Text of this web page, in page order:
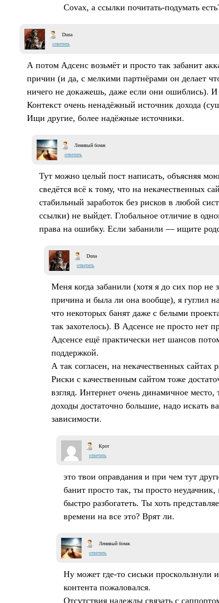
Covax, а ссылки почитать-подумать
Duna
ответить
А потом Адсенс возьмёт и просто так забанит
причин (и да, с мелкими партнёрами он делает
ничего не докажешь, даже если они ошиблись). И
Контекст очень ненадёжный источник дохода
Ищи другие, более надёжные источники.
Ленивый бомж
ответить
Тут можно целый пост написать, объясняя
сведётся всё к тому, что на некачественных
стабильный заработок без рисков в любой
ссылки) не выйдет. Глобальное отличие в
права на ошибку. Если забанили — ищите
Duna
ответить
Меня когда забанили (хотя я до сих пор не
причина и была ли она вообще), я гуглил
что некоторых банят даже с белыми
так захотелось). В Адсенсе не просто нет
Адсенсе ещё практически нет шансов
поддержкой.
А так согласен, на некачественных сайтах
Риски с качественным сайтом тоже
взгляд. Интернет очень динамичное место,
доходы достаточно большие, надо искать
зависимости.
Крот
ответить
это твои оправдания и при чем тут
банит просто так, ты просто
быстро разбогатеть. Ты хоть
времени на все это? Врят ли.
Ленивый бомж
ответить
Ну может где-то сиськи проскользнули
контента пожаловался.
Отсутствия надежды связать с